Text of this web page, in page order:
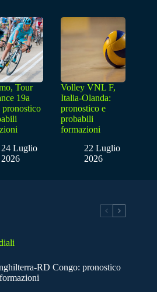
Tour
19a
pronostico
24 Luglio
2026
Volley VNL F,
Italia-Olanda:
pronostico e
probabili
formazioni
22 Luglio
2026
RD Congo: pronostico